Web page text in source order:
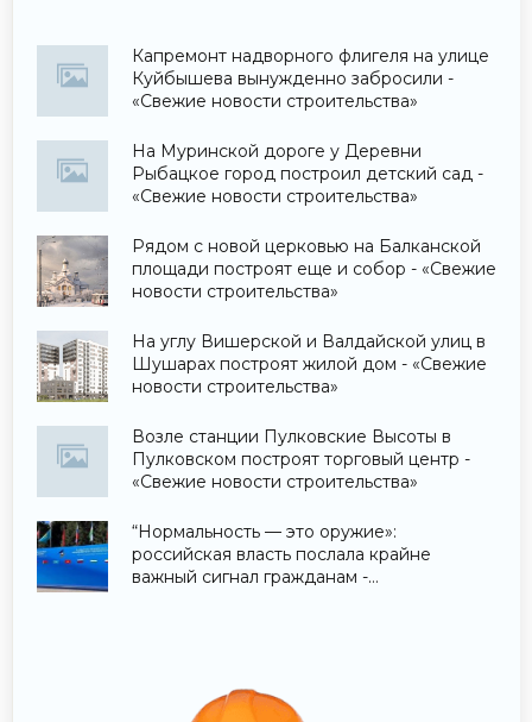
Капремонт надворного флигеля на улице
Куйбышева вынужденно забросили -
«Свежие новости строительства»
На Муринской дороге у Деревни
Рыбацкое город построил детский сад -
«Свежие новости строительства»
Рядом с новой церковью на Балканской
площади построят еще и собор - «Свежие
новости строительства»
На углу Вишерской и Валдайской улиц в
Шушарах построят жилой дом - «Свежие
новости строительства»
Возле станции Пулковские Высоты в
Пулковском построят торговый центр -
«Свежие новости строительства»
“Нормальность — это оружие»:
российская власть послала крайне
важный сигнал гражданам -